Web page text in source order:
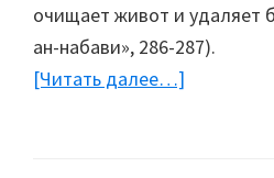
очищает живот и удаляет
ан-набави», 286-287).
[Читать далее…]